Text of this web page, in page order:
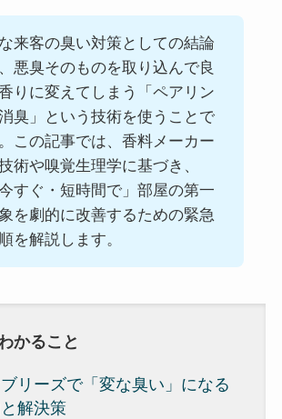
来客の臭い対策としての結論
悪臭そのものを取り込んで良
りに変えてしまう「ペアリン
臭」という技術を使うことで
この記事では、香料メーカー
術や嗅覚生理学に基づき、
今すぐ・短時間で」部屋の第一
を劇的に改善するための緊急
を解説します。
かること
リーズで「変な臭い」になる
解決策